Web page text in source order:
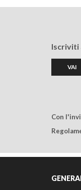
Iscriviti
Con